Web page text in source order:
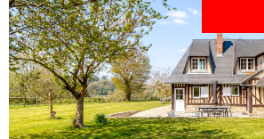
voir le
bien